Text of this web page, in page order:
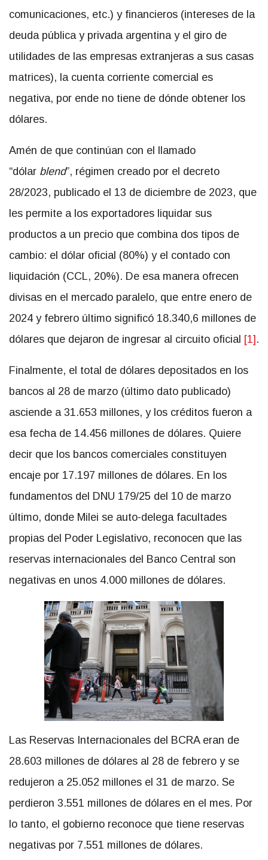
comunicaciones, etc.) y financieros (intereses de la
deuda pública y privada argentina y el giro de
utilidades de las empresas extranjeras a sus casas
matrices), la cuenta corriente comercial es
negativa, por ende no tiene de dónde obtener los
dólares.
Amén de que continúan con el llamado
“dólar blend”, régimen creado por el decreto
28/2023, publicado el 13 de diciembre de 2023, que
les permite a los exportadores liquidar sus
productos a un precio que combina dos tipos de
cambio: el dólar oficial (80%) y el contado con
liquidación (CCL, 20%). De esa manera ofrecen
divisas en el mercado paralelo, que entre enero de
2024 y febrero último significó 18.340,6 millones de
dólares que dejaron de ingresar al circuito oficial [1].
Finalmente, el total de dólares depositados en los
bancos al 28 de marzo (último dato publicado)
asciende a 31.653 millones, y los créditos fueron a
esa fecha de 14.456 millones de dólares. Quiere
decir que los bancos comerciales constituyen
encaje por 17.197 millones de dólares. En los
fundamentos del DNU 179/25 del 10 de marzo
último, donde Milei se auto-delega facultades
propias del Poder Legislativo, reconocen que las
reservas internacionales del Banco Central son
negativas en unos 4.000 millones de dólares.
Las Reservas Internacionales del BCRA eran de
28.603 millones de dólares al 28 de febrero y se
redujeron a 25.052 millones el 31 de marzo. Se
perdieron 3.551 millones de dólares en el mes. Por
lo tanto, el gobierno reconoce que tiene reservas
negativas por 7.551 millones de dólares.